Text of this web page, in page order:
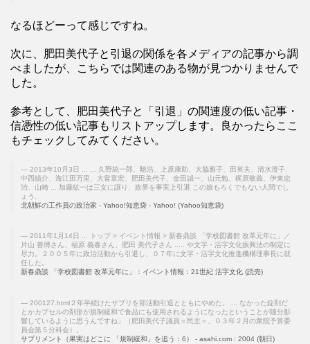
なるほどーって感じですね。
次に、肥田美代子と引退の関係を各メディアの記事から調
べましたが、こちらでは関連のある物が見つかりませんで
した。
参考として、肥田美代子と「引退」の関連度の低い記事・
信憑性の低い記事もリストアップします。良かったらここ
もチェックしてみてください。
2013年10月3日 ... ... 久野統一郎、馳浩、上原康助、大脇雅子、田英夫、清水澄子、
中西績介、海江田万里、大畠章宏、肥田美代子、金田誠一、山元勉、梶原敬義、伊東忠
治、山崎 ... 加藤紘一は三女に譲り、政界を事実上引退 この娘もろくでもない人間でし
ょう.
北朝鮮の工作員の政治家 - Yahoo!知恵袋 - Yahoo! (Yahoo知恵袋)
2011年1月14日 ... トップ > イベント情報 > 新春鼎談 「学校図書館 改革元年に」／
片山 善博さん、福原 義春さん、肥田 美代子さん ..... や文字・活字文化振興法の制定に
尽力。２００５年に政治活動から引退し、０７年に文字・活字文化推進機構理事長に就
任した。
新春鼎談 「学校図書館 改革元年に」：イベント情報：21世紀 活字文化 (読売)
200127.html２年半続けたサプリを部活動引退とともにやめた。 ... なかった錠剤だ
とかカプセルの剤形が規制緩和で食品にも使用されるようになったということが随分影
響しているように思うんですね」（肥田美代子議員＝民主＝、０３年２月の衆院予算委
員会第５分科会）。
サプリメント（果実はどこに 「規制緩和」を追う：6） - asahi.com : 2004 (朝日)